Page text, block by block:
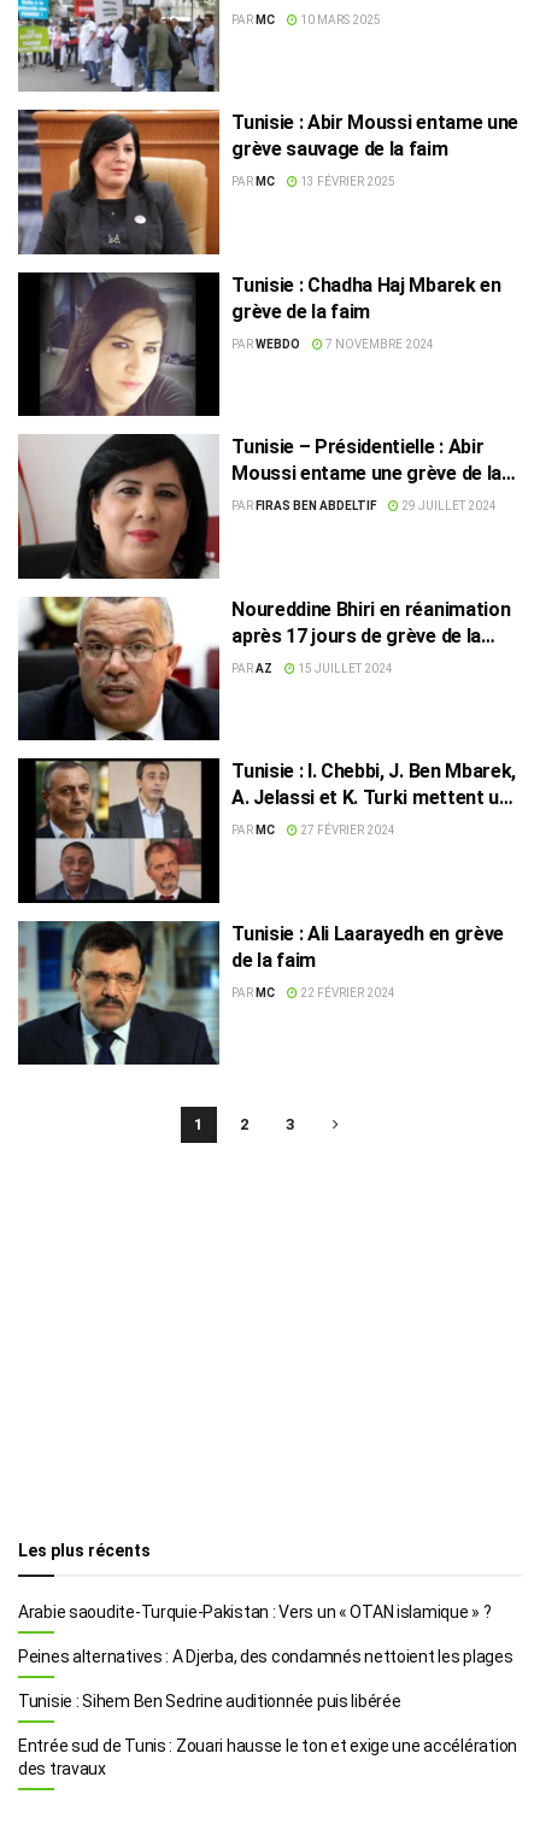
PAR MC 10 MARS 2025
Tunisie : Abir Moussi entame une
grève sauvage de la faim
PAR MC 13 FÉVRIER 2025
Tunisie : Chadha Haj Mbarek en
grève de la faim
PARWEBDO 7 NOVEMBRE 2024
Tunisie – Présidentielle : Abir
Moussi entame une grève de la
faim
PAR FIRAS BEN ABDELTIF 29 JUILLET 2024
Noureddine Bhiri en réanimation
après 17 jours de grève de la
faim
PARAZ 15 JUILLET 2024
Tunisie : I. Chebbi, J. Ben Mbarek,
A. Jelassi et K. Turki mettent un
terme à leur grève de la faim
PAR MC 27 FÉVRIER 2024
Tunisie : Ali Laarayedh en grève
de la faim
PAR MC 22 FÉVRIER 2024
1 2 3
Les plus récents
Arabie saoudite-Turquie-Pakistan : Vers un « OTAN islamique » ?
Peines alternatives : A Djerba, des condamnés nettoient les plages
Tunisie : Sihem Ben Sedrine auditionnée puis libérée
Entrée sud de Tunis : Zouari hausse le ton et exige une accélération
des travaux